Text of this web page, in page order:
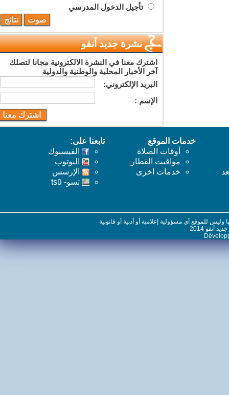
تأجيل الدخول المدرسي
نشرة جديد أنفو
اشترك معنا في النشرة الالكترونية مجانا لتصلك
آخر الأخبار المحلية والوطنية والدولية
البريد اﻹلكتروني:
اﻹسم :
خدمات الموقع
أوقات الصلاة
مواقيت القطار
خدمات اخرى
تابعنا على:
الفيسبوك
اليوتوب
اﻹرسس
تسو- tsū
للموقع أي مسؤولية إعلامية أو أدبية أو قانونية
2014